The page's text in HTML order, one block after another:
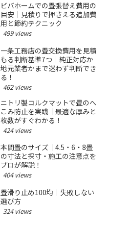
ビバホームでの畳張替え費用の
目安｜見積りで押さえる追加費
用と節約テクニック
499 views
一条工務店の畳交換費用を見積
もる判断基準7つ｜純正対応か
地元業者かまで迷わず判断でき
る！
462 views
ニトリ製コルクマットで畳のへ
こみ防止を実践｜最適な厚みと
枚数がすぐわかる！
424 views
本間畳のサイズ｜4.5・6・8畳
の寸法と採寸・施工の注意点を
プロが解説！
404 views
畳滑り止め100均｜失敗しない
選び方
324 views